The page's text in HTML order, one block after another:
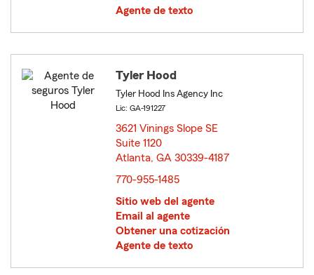
Agente de texto
Tyler Hood
Tyler Hood Ins Agency Inc
Lic: GA-191227
3621 Vinings Slope SE
Suite 1120
Atlanta, GA 30339-4187
770-955-1485
Sitio web del agente
Email al agente
Obtener una cotización
Agente de texto